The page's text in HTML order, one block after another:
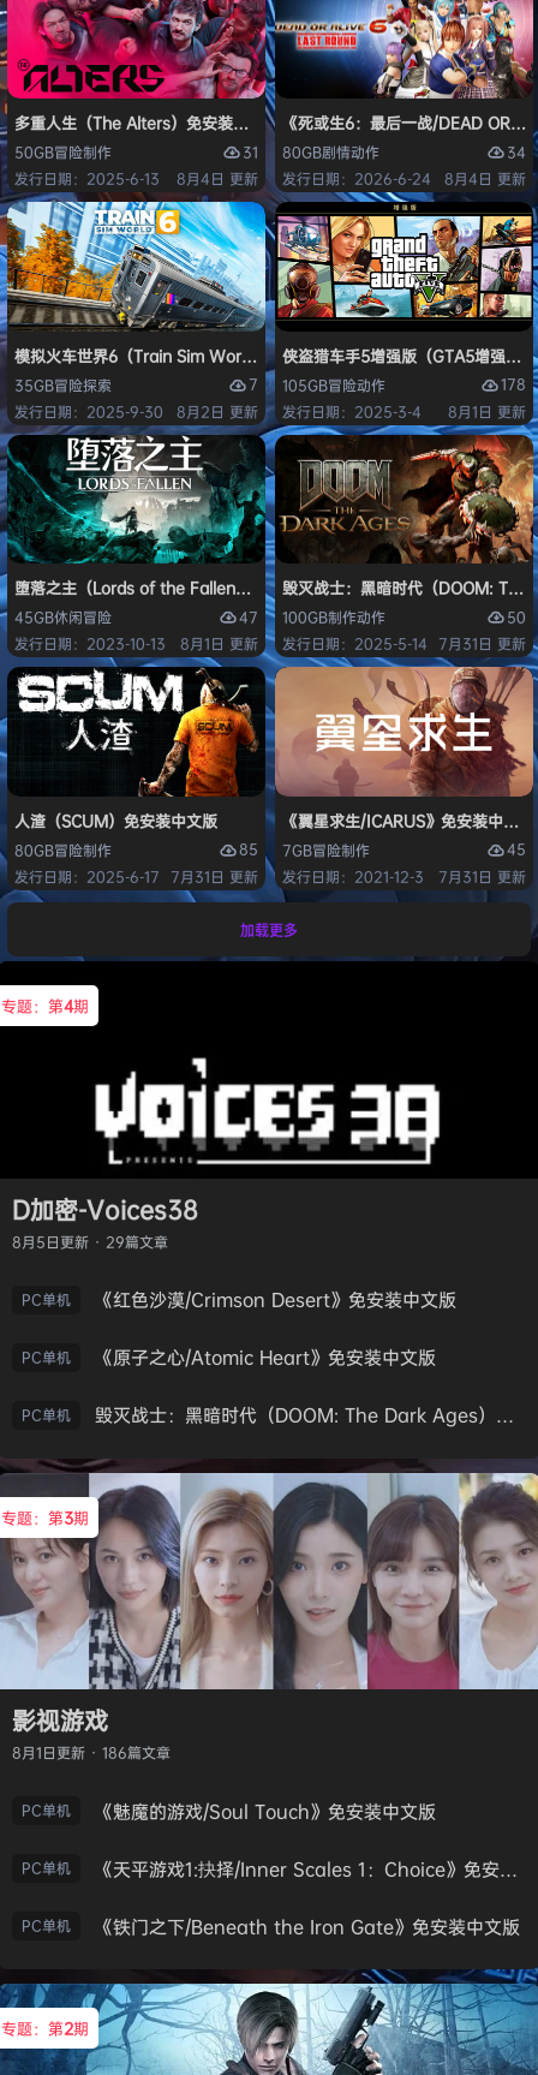
多重人生（The Alters）免安装中文版
50GB冒险制作
31
发行日期：2025-6-13
8月4日 更新
《死或生6：最后一战/DEAD OR
80GB剧情动作
34
发行日期：2026-6-24
8月4日 更新
模拟火车世界6（Train Sim World 6）免安装中文版
35GB冒险探索
7
发行日期：2025-9-30
8月2日 更新
侠盗猎车手5增强版（GTA5增强版
105GB冒险动作
178
发行日期：2025-3-4
8月1日 更新
堕落之主（Lords of the Fallen）免安装中文版
45GB休闲冒险
47
发行日期：2023-10-13
8月1日 更新
毁灭战士：黑暗时代（DOOM: The
100GB制作动作
50
发行日期：2025-5-14
7月31日 更新
人渣（SCUM）免安装中文版
80GB冒险制作
85
发行日期：2025-6-17
7月31日 更新
《翼星求生/ICARUS》免安装中文版
7GB冒险制作
45
发行日期：2021-12-3
7月31日 更新
加载更多
专题：第4期
D加密-Voices38
8月5日更新 · 29篇文章
PC单机 《红色沙漠/Crimson Desert》免安装中文版
PC单机 《原子之心/Atomic Heart》免安装中文版
PC单机 毁灭战士：黑暗时代（DOOM: The Dark Ages）免安装中文版
专题：第3期
影视游戏
8月1日更新 · 186篇文章
PC单机 《魅魔的游戏/Soul Touch》免安装中文版
PC单机 《天平游戏1:抉择/Inner Scales 1：Choice》免安装中文版
PC单机 《铁门之下/Beneath the Iron Gate》免安装中文版
专题：第2期